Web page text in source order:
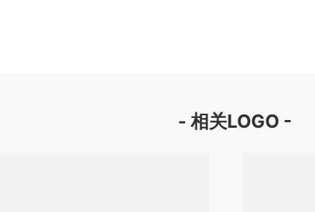
- 相关LOGO -